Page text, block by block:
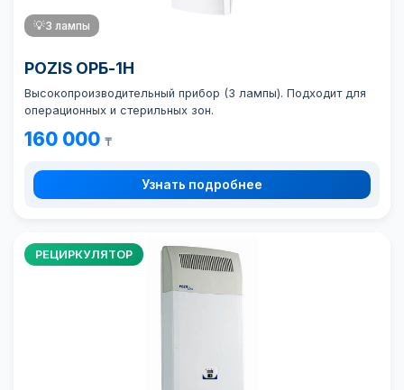
💡3 лампы
POZIS ОРБ-1Н
Высокопроизводительный прибор (3 лампы). Подходит для
операционных и стерильных зон.
160 000 ₸
Узнать подробнее
РЕЦИРКУЛЯТОР